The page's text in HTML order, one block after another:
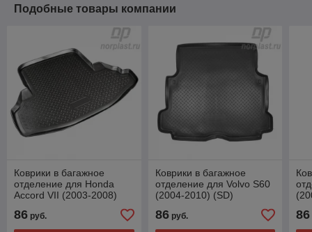
Подобные товары компании
Коврики в багажное
отделение для Honda
Accord VII (2003-2008)
86 руб.
Коврики в багажное
отделение для Volvo S60
(2004-2010) (SD)
86руб. 86